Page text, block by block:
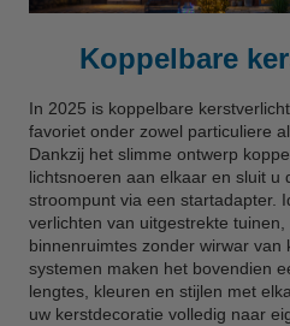
Koppelbare
In 2025 is koppelbare
favoriet onder zowel particuliere
Dankzij het slimme ontwerp
lichtsnoeren aan elkaar en sluit u
stroompunt via een startadapter.
verlichten van uitgestrekte
binnenruimtes zonder wirwar van
systemen maken het bovendien
lengtes, kleuren en stijlen met
uw kerstdecoratie volledig naar